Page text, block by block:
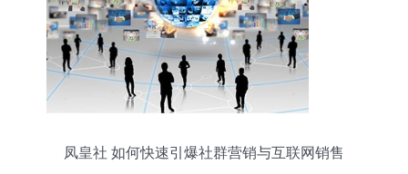
凤皇社 如何快速引爆社群营销与互联网销售